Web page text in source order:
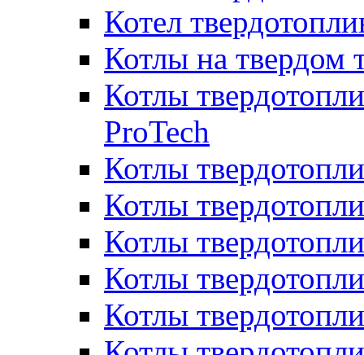
Котел
Котлы на твердом
Котлы
ProTech
Котлы
Котлы
Котлы
Котлы
Котлы